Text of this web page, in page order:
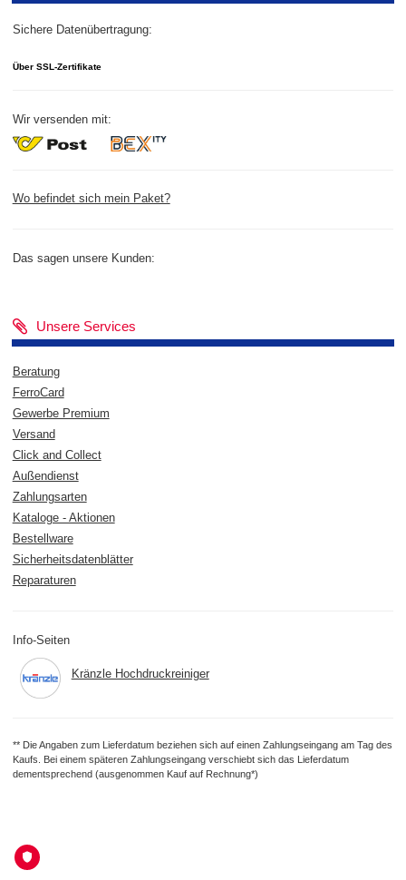
Sichere Datenübertragung:
Über SSL-Zertifikate
Wir versenden mit:
Wo befindet sich mein Paket?
Das sagen unsere Kunden:
Unsere Services
Beratung
FerroCard
Gewerbe Premium
Versand
Click and Collect
Außendienst
Zahlungsarten
Kataloge - Aktionen
Bestellware
Sicherheitsdatenblätter
Reparaturen
Info-Seiten
Kränzle Hochdruckreiniger
** Die Angaben zum Lieferdatum beziehen sich auf einen Zahlungseingang am Tag des
Kaufs. Bei einem späteren Zahlungseingang verschiebt sich das Lieferdatum
dementsprechend (ausgenommen Kauf auf Rechnung*)